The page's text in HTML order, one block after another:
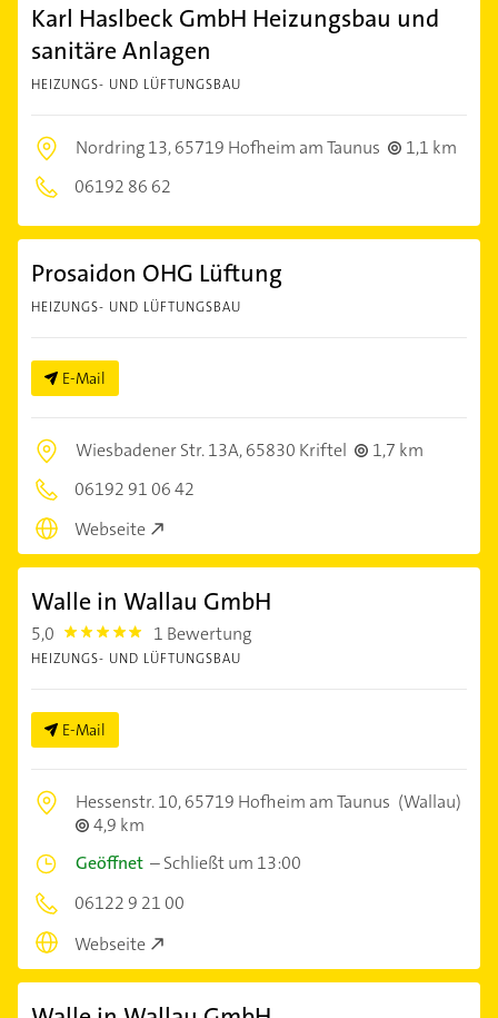
Karl Haslbeck GmbH Heizungsbau und
sanitäre Anlagen
HEIZUNGS- UND LÜFTUNGSBAU
Nordring 13,65719 Hofheim am Taunus
1,1 km
06192 86 62
Prosaidon OHG Lüftung
HEIZUNGS- UND LÜFTUNGSBAU
E-Mail
Wiesbadener Str. 13A,65830 Kriftel
1,7 km
06192 91 06 42
Webseite
Walle in Wallau GmbH
5,0 5.0 1 Bewertung
HEIZUNGS- UND LÜFTUNGSBAU
E-Mail
Hessenstr. 10,65719 Hofheim am Taunus (Wallau)
4,9 km
Geöffnet –Schließt um 13:00
06122 9 21 00
Webseite